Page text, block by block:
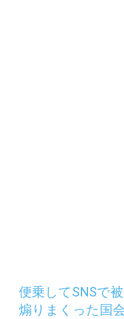
便乗してSNSで
煽りまくった国